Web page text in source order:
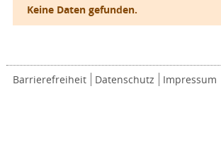
Keine Daten gefunden.
Barrierefreiheit Datenschutz Impressum